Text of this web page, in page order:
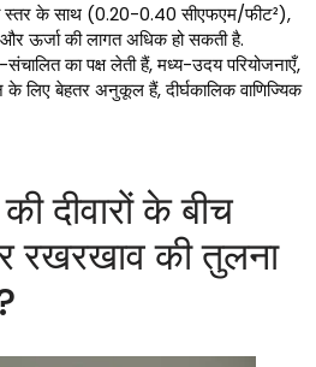
स्तर के साथ (0.20-0.40 सीएफएम/फीट²),
ऊर्जा की लागत अधिक हो सकती है.
का पक्ष लेती हैं, मध्य-उदय परियोजनाएँ,
के लिए बेहतर अनुकूल हैं, दीर्घकालिक वाणिज्यिक
दीवारों के बीच
रखरखाव की तुलना